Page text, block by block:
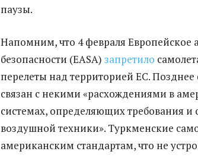
паузы.
Напомним, что 4 февраля Европейское
безопасности (EASA) запретило
перелеты над территорией ЕС. Позднее
связан с некими «расхождениями в
системах, определяющих требования и
воздушной техники». Туркменские
американским стандартам, что не